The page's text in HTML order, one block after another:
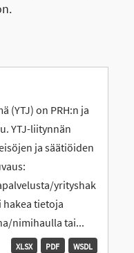
(YTJ) on PRH:n ja
YTJ-liitynnän
ja säätiöiden
yrityshak
hakea tietoja
nimihaulla tai...
WSDL
PDF
XLSX